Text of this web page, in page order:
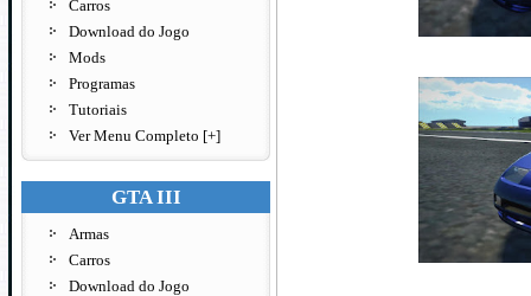
Carros
Download do Jogo
Mods
Programas
Tutoriais
Ver Menu Completo [+]
GTA III
Armas
Carros
Download do Jogo